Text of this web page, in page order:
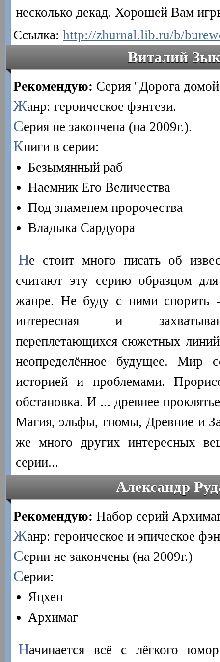
несколько декад. Хорошей Вам
Ссылка: http://zhurnal.lib.ru/b/
Виталий
Рекомендую: Серия "Дорога
Жанр: героическое фэнтези.
Серия не закончена (на 2009г.).
Книги в серии:
Безымянный раб
Наемник Его Величества
Под знаменем пророчества
Владыка Сардуора
Не стоит много писать об
считают эту серию образцом
жанре. Не буду с ними спорить -
интересная и
переплетающихся сюжетных
неопределённое будущее. Мир
историей и проблемами.
обстановка. И ... древнее
Магия, эльфы, гномы, Древние и
же много других интересных
серии...
Александр
Рекомендую: Набор серий
Жанр: героическое и эпическое
Серии не закончены (на 2009г.)
Серии:
Яцхен
Архимаг
Начинается всё с лёгкого